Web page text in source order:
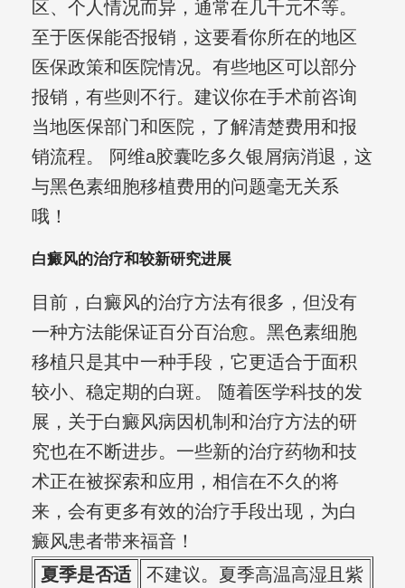
区、个人情况而异，通常在几千元不等。
至于医保能否报销，这要看你所在的地区
医保政策和医院情况。有些地区可以部分
报销，有些则不行。建议你在手术前咨询
当地医保部门和医院，了解清楚费用和报
销流程。 阿维a胶囊吃多久银屑病消退，这
与黑色素细胞移植费用的问题毫无关系
哦！
白癜风的治疗和较新研究进展
目前，白癜风的治疗方法有很多，但没有
一种方法能保证百分百治愈。黑色素细胞
移植只是其中一种手段，它更适合于面积
较小、稳定期的白斑。 随着医学科技的发
展，关于白癜风病因机制和治疗方法的研
究也在不断进步。一些新的治疗药物和技
术正在被探索和应用，相信在不久的将
来，会有更多有效的治疗手段出现，为白
癜风患者带来福音！
夏季是否适
不建议。夏季高温高湿且紫